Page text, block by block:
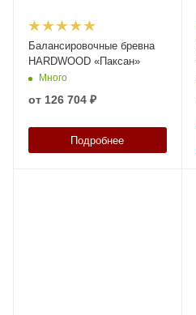
Балансировочные бревна
HARDWOOD «Паксан»
Много
от 126 704 ₽
Подробнее